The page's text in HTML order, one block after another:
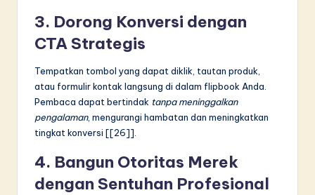
3. Dorong Konversi dengan
CTA Strategis
Tempatkan tombol yang dapat diklik, tautan produk,
atau formulir kontak langsung di dalam flipbook Anda.
Pembaca dapat bertindak tanpa meninggalkan
pengalaman, mengurangi hambatan dan meningkatkan
tingkat konversi [[26]].
4. Bangun Otoritas Merek
dengan Sentuhan Profesional